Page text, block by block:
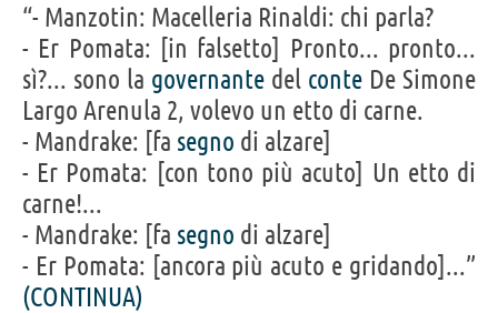
“- Manzotin: Macelleria Rinaldi: chi parla?
- Er Pomata: [in falsetto] Pronto... pronto...
sì?... sono la governante del conte De Simone
Largo Arenula 2, volevo un etto di carne.
- Mandrake: [fa segno di alzare]
- Er Pomata: [con tono più acuto] Un etto di
carne!...
- Mandrake: [fa segno di alzare]
- Er Pomata: [ancora più acuto e gridando]...”
(CONTINUA)